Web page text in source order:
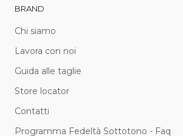
BRAND
Chi siamo
Lavora con noi
Guida alle taglie
Store locator
Contatti
Programma Fedeltà Sottotono - Faq